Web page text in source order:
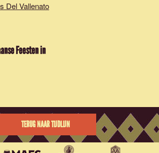
Del Vallenato
Feesten in
TERUG NAAR TIJDLIJN